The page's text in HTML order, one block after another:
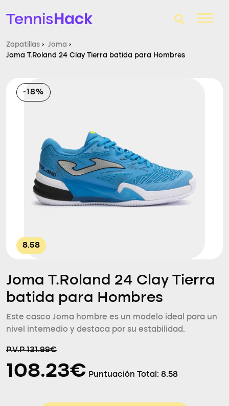
TennisHack
T-Finder
Raquetas de tenis
Comparador
Consultorio
Blog
Zapatillas › Joma ›
Joma T.Roland 24 Clay Tierra batida para Hombres
-18%
8.58
Joma T.Roland 24 Clay Tierra
batida para Hombres
Este casco Joma hombre es un modelo ideal para un
nivel intemedio y destaca por su estabilidad.
P.V.P 131.99€
108.23€ Puntuación Total: 8.58